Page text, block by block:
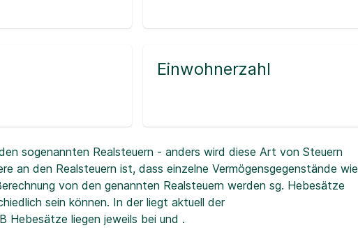
Einwohnerzahl
sogenannten Realsteuern - anders wird diese Art von Steuern
an den Realsteuern ist, dass einzelne Vermögensgegenstände wie
von den genannten Realsteuern werden sg. Hebesätze
sein können. In der liegt aktuell der
Hebesätze liegen jeweils bei und .